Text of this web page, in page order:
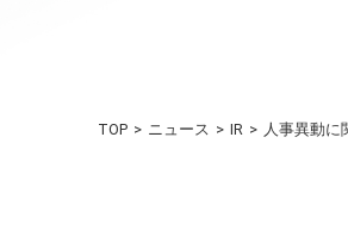
TOP ニュース IR 人事異動に